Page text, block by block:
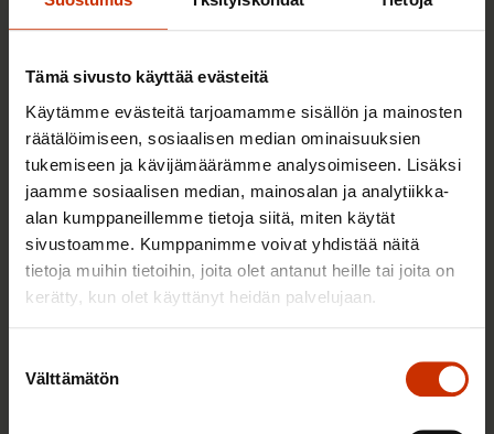
Tämä sivusto käyttää evästeitä
Käytämme evästeitä tarjoamamme sisällön ja mainosten
räätälöimiseen, sosiaalisen median ominaisuuksien
tukemiseen ja kävijämäärämme analysoimiseen. Lisäksi
jaamme sosiaalisen median, mainosalan ja analytiikka-
alan kumppaneillemme tietoja siitä, miten käytät
sivustoamme. Kumppanimme voivat yhdistää näitä
tietoja muihin tietoihin, joita olet antanut heille tai joita on
kerätty, kun olet käyttänyt heidän palvelujaan.
valinta
Välttämätön
TERVE JA HYVÄ TYÖELÄMÄ
hyvinvoiva työelämä on yhteinen asia